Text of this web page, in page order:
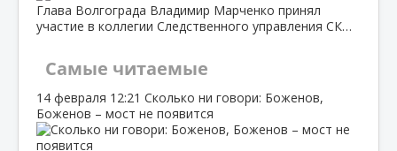
Глава Волгограда Владимир Марченко принял
участие в коллегии Следственного управления СК…
Самые читаемые
14 февраля 12:21 Сколько ни говори: Боженов,
Боженов – мост не появится